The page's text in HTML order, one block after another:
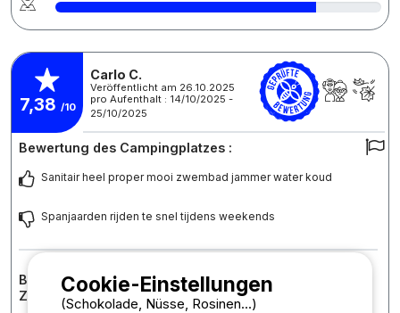
7,38 /10
Carlo C.
Veröffentlicht am 26.10.2025
pro Aufenthalt : 14/10/2025 -
25/10/2025
Bewertung des Campingplatzes :
Sanitair heel proper mooi zwembad jammer water koud
Spanjaarden rijden te snel tijdens weekends
Bewertung der Unterkunft : Stellplatz Premium: Auto +
Zelt/Wohnwagen oder Wohnmobil + Strom 5A
Cookie-Einstellungen
(Schokolade, Nüsse, Rosinen...)